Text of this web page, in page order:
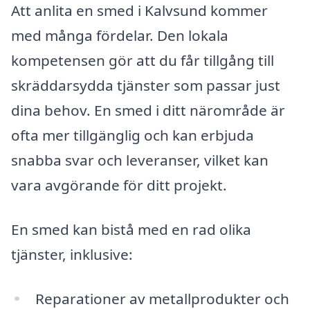
Att anlita en smed i Kalvsund kommer
med många fördelar. Den lokala
kompetensen gör att du får tillgång till
skräddarsydda tjänster som passar just
dina behov. En smed i ditt närområde är
ofta mer tillgänglig och kan erbjuda
snabba svar och leveranser, vilket kan
vara avgörande för ditt projekt.
En smed kan bistå med en rad olika
tjänster, inklusive:
Reparationer av metallprodukter och